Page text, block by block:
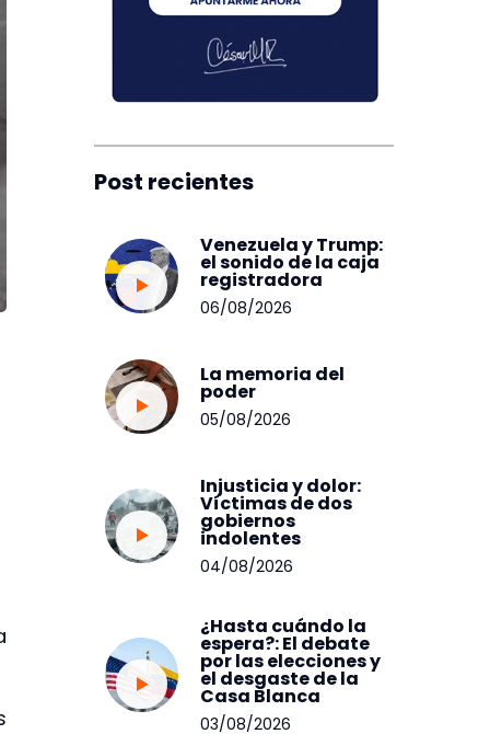
Post recientes
Venezuela y Trump:
el sonido de la caja
registradora
06/08/2026
La memoria del
poder
05/08/2026
Injusticia y dolor:
Víctimas de dos
gobiernos
indolentes
04/08/2026
¿Hasta cuándo la
espera?: El debate
por las elecciones y
el desgaste de la
Casa Blanca
03/08/2026